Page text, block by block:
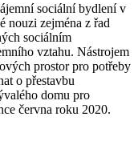
sociální bydlení v
nouzi zejména z řad
sociálním
vztahu. Nástrojem
prostor pro potřeby
o přestavbu
domu pro
června roku 2020.